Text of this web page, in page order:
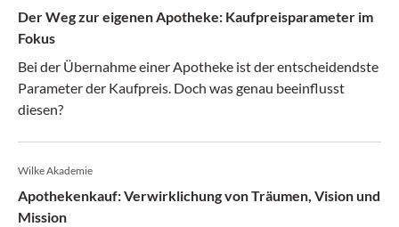
Der Weg zur eigenen Apotheke: Kaufpreisparameter im
Fokus
Bei der Übernahme einer Apotheke ist der entscheidendste
Parameter der Kaufpreis. Doch was genau beeinflusst
diesen?
Wilke Akademie
Apothekenkauf: Verwirklichung von Träumen, Vision und
Mission